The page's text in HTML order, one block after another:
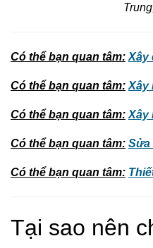
Có thể bạn quan tâm: Xây
Có thể bạn quan tâm: Xây
Có thể bạn quan tâm: Xây
Có thể bạn quan tâm: Sửa
Có thể bạn quan tâm:
Tại sao nên